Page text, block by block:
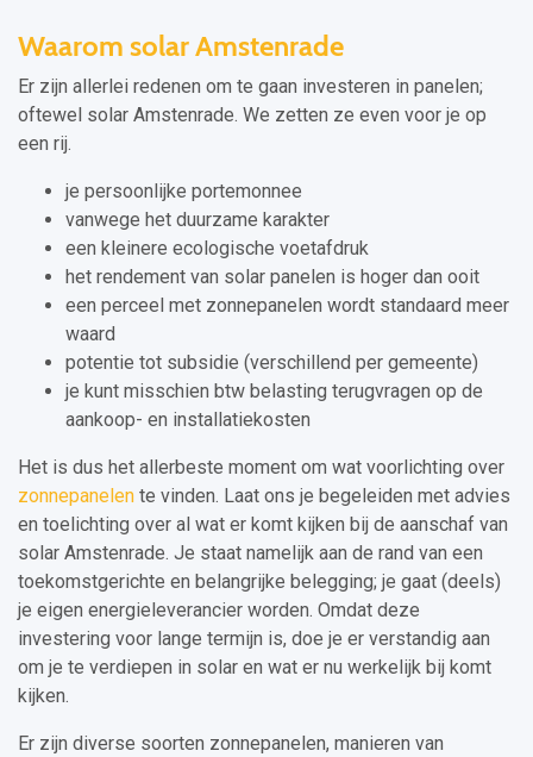
Waarom solar Amstenrade
Er zijn allerlei redenen om te gaan investeren in panelen;
oftewel solar Amstenrade. We zetten ze even voor je op
een rij.
je persoonlijke portemonnee
vanwege het duurzame karakter
een kleinere ecologische voetafdruk
het rendement van solar panelen is hoger dan ooit
een perceel met zonnepanelen wordt standaard meer
waard
potentie tot subsidie (verschillend per gemeente)
je kunt misschien btw belasting terugvragen op de
aankoop- en installatiekosten
Het is dus het allerbeste moment om wat voorlichting over
zonnepanelen te vinden. Laat ons je begeleiden met advies
en toelichting over al wat er komt kijken bij de aanschaf van
solar Amstenrade. Je staat namelijk aan de rand van een
toekomstgerichte en belangrijke belegging; je gaat (deels)
je eigen energieleverancier worden. Omdat deze
investering voor lange termijn is, doe je er verstandig aan
om je te verdiepen in solar en wat er nu werkelijk bij komt
kijken.
Er zijn diverse soorten zonnepanelen, manieren van